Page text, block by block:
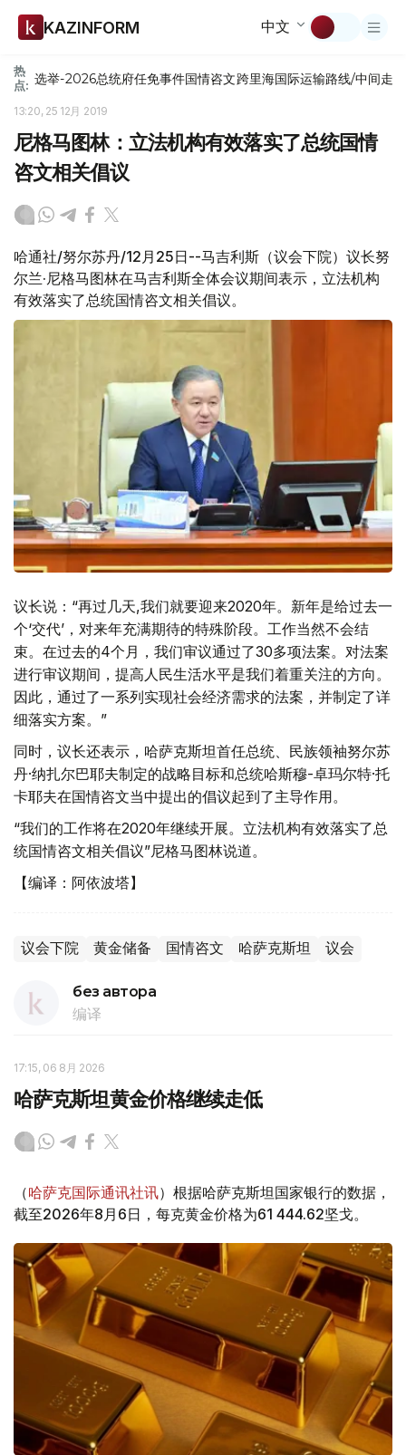
KAZINFORM 中文
热
点: 选举-2026总统府任免事件国情咨文跨里海国际运输路线/中间走廊
13:20, 25 12月 2019
尼格马图林：立法机构有效落实了总统国情
咨文相关倡议
哈通社/努尔苏丹/12月25日--马吉利斯（议会下院）议长努
尔兰·尼格马图林在马吉利斯全体会议期间表示，立法机构
有效落实了总统国情咨文相关倡议。
议长说：“再过几天,我们就要迎来2020年。新年是给过去一
个‘交代’，对来年充满期待的特殊阶段。工作当然不会结
束。在过去的4个月，我们审议通过了30多项法案。对法案
进行审议期间，提高人民生活水平是我们着重关注的方向。
因此，通过了一系列实现社会经济需求的法案，并制定了详
细落实方案。”
同时，议长还表示，哈萨克斯坦首任总统、民族领袖努尔苏
丹·纳扎尔巴耶夫制定的战略目标和总统哈斯穆-卓玛尔特·托
卡耶夫在国情咨文当中提出的倡议起到了主导作用。
“我们的工作将在2020年继续开展。立法机构有效落实了总
统国情咨文相关倡议”尼格马图林说道。
【编译：阿依波塔】
议会下院 黄金储备 国情咨文 哈萨克斯坦 议会
без автора
编译
17:15, 06 8月 2026
哈萨克斯坦黄金价格继续走低
（哈萨克国际通讯社讯）根据哈萨克斯坦国家银行的数据，
截至2026年8月6日，每克黄金价格为61 444.62坚戈。